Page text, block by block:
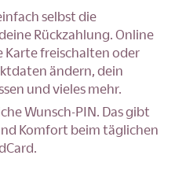
selbst die
Rückzahlung. Online
Karte freischalten oder
ändern, dein
und vieles mehr.
Wunsch-PIN. Das gibt
Komfort beim täglichen